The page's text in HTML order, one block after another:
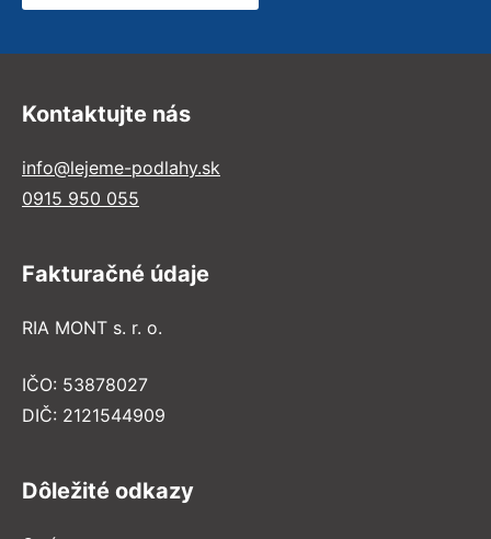
Kontaktujte nás
info@lejeme-podlahy.sk
0915 950 055
Fakturačné údaje
RIA MONT s. r. o.
IČO: 53878027
DIČ: 2121544909
Dôležité odkazy